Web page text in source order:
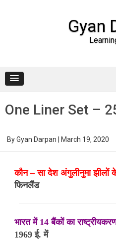
Gyan
One Liner Set –
ByGyan Darpan March 19, 2020
कौन – सा देश अंगुलीनुमा झीलों
फिनलैंड
भारत में 14 बैंकों का
1969 ई. में